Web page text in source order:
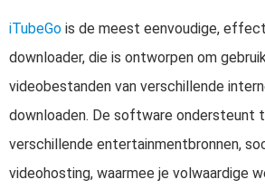
iTubeGo is de meest eenvoudige,
downloader, die is ontworpen om
videobestanden van verschillende
downloaden. De software ondersteunt
verschillende entertainmentbronnen,
videohosting, waarmee je volwaardige